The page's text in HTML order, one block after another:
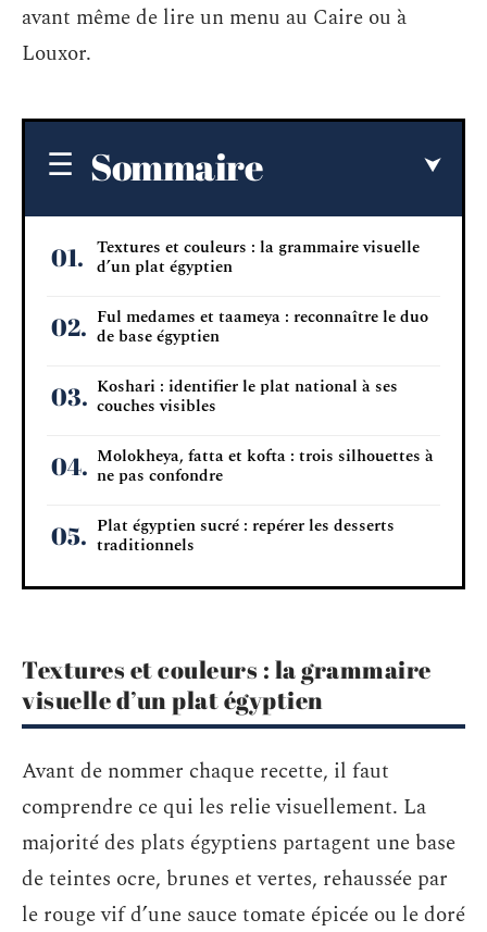
avant même de lire un menu au Caire ou à
Louxor.
Sommaire
Textures et couleurs : la grammaire visuelle
d’un plat égyptien
Ful medames et taameya : reconnaître le duo
de base égyptien
Koshari : identifier le plat national à ses
couches visibles
Molokheya, fatta et kofta : trois silhouettes à
ne pas confondre
Plat égyptien sucré : repérer les desserts
traditionnels
Textures et couleurs : la grammaire
visuelle d’un plat égyptien
Avant de nommer chaque recette, il faut
comprendre ce qui les relie visuellement. La
majorité des plats égyptiens partagent une base
de teintes ocre, brunes et vertes, rehaussée par
le rouge vif d’une sauce tomate épicée ou le doré